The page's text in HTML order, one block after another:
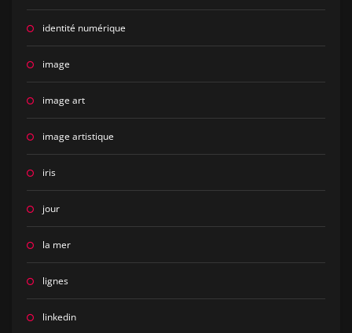
identité numérique
image
image art
image artistique
iris
jour
la mer
lignes
linkedin